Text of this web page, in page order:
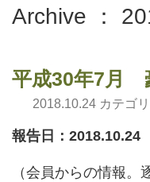
Archive ：
平成30年7月
2018.10.24 カテゴリ
報告日：2018.10.24
（会員からの情報